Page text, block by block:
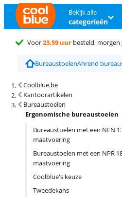
Bekijk alle
categorieën
Voor23.59 uur besteld, morgen
BureaustoelenAhrend
Coolblue.be
Kantoorartikelen
Bureaustoelen
Ergonomische bureaustoelen
Bureaustoelen met een NEN
maatvoering
Bureaustoelen met een NPR
maatvoering
Coolblue's keuze
Tweedekans
Zoekresultaten en sortering